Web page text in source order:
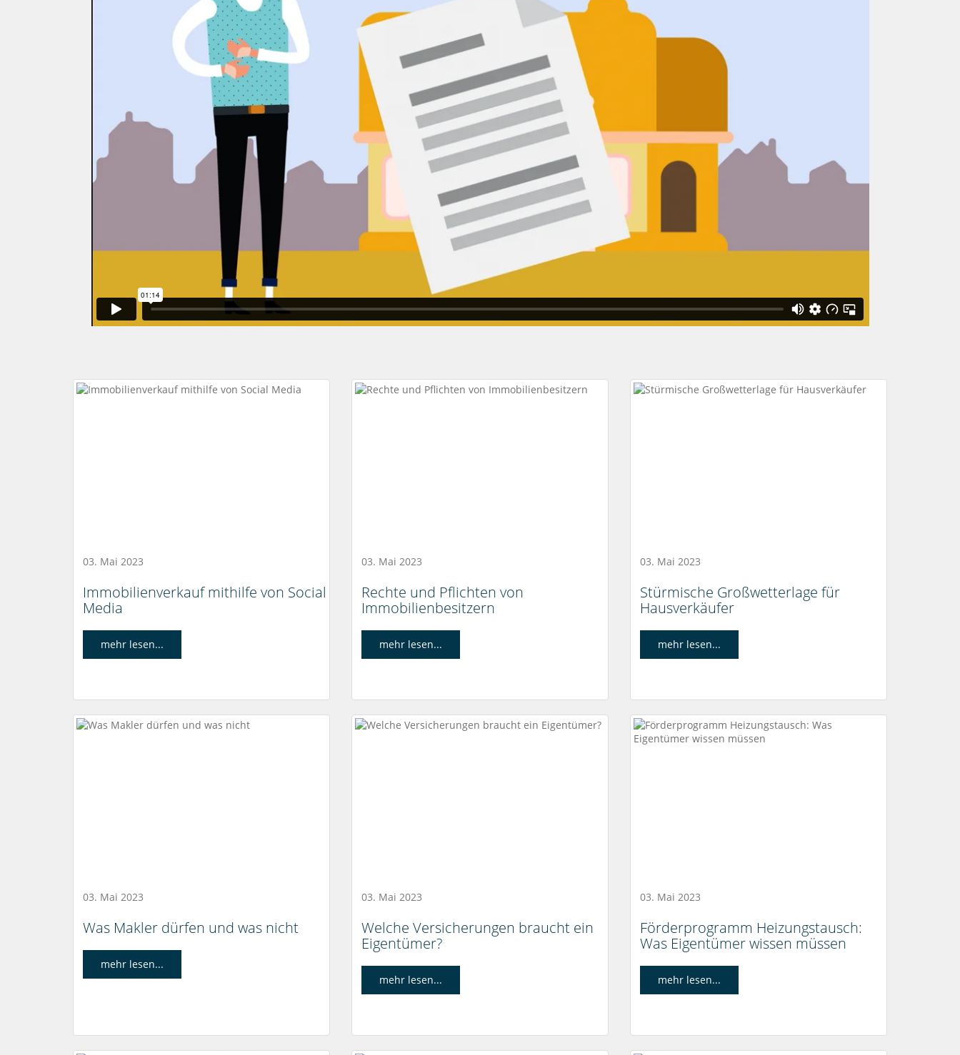
03. Mai 2023
Immobilienverkauf mithilfe von Social
Media
mehr lesen...
03. Mai 2023
Rechte und Pflichten von
Immobilienbesitzern
mehr lesen...
03. Mai 2023
Stürmische Großwetterlage für
Hausverkäufer
mehr lesen...
03. Mai 2023
Was Makler dürfen und was nicht
mehr lesen...
03. Mai 2023
Welche Versicherungen braucht ein
Eigentümer?
mehr lesen...
03. Mai 2023
Förderprogramm Heizungstausch:
Was Eigentümer wissen müssen
mehr lesen...